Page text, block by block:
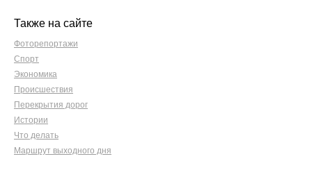
Также на сайте
Фоторепортажи
Спорт
Экономика
Происшествия
Перекрытия дорог
Истории
Что делать
Маршрут выходного дня